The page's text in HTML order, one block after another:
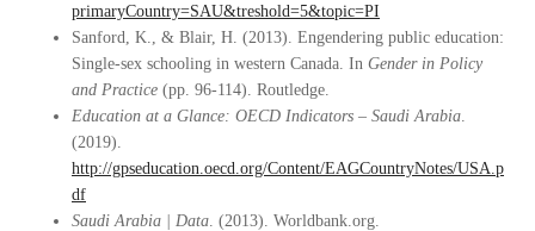
primaryCountry=SAU&treshold=5&topic=PI
Sanford, K., & Blair, H. (2013). Engendering public education:
Single-sex schooling in western Canada. In Gender in Policy
and Practice (pp. 96-114). Routledge.
Education at a Glance: OECD Indicators – Saudi Arabia
(2019).
http://gpseducation.oecd.org/Content/EAGCountryNotes/USA.p
df
Saudi Arabia | Data . (2013). Worldbank.org.